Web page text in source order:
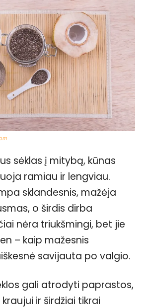
sėklas į mitybą, kūnas
ramiau ir lengviau.
sklandesnis, mažėja
o širdis dirba
nėra triukšmingi, bet jie
– kaip mažesnis
savijauta po valgio.
gali atrodyti paprastos,
ir širdžiai tikrai